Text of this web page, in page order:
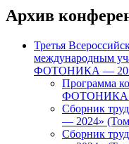
Архив
Третья
международным
ФОТОНИКА —
Программа
ФОТОНИКА
Сборник
— 2024»
Сборник